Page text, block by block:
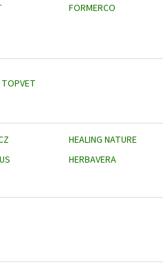
FORMERCO
TOPVET
HEALING NATURE
HERBAVERA